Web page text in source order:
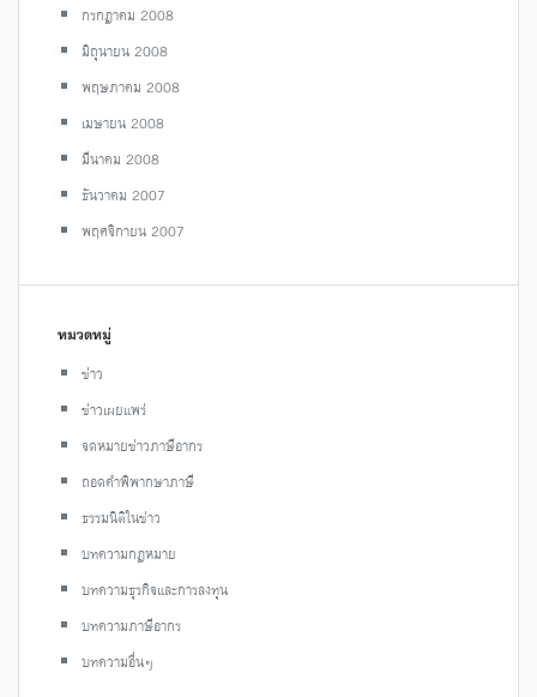
กรกฎาคม 2008
มิถุนายน 2008
พฤษภาคม 2008
เมษายน 2008
มีนาคม 2008
ธันวาคม 2007
พฤศจิกายน 2007
หมวดหมู่
ข่าว
ข่าวเผยแพร่
จดหมายข่าวภาษีอากร
ถอดคำพิพากษาภาษี
ธรรมนิติในข่าว
บทความกฎหมาย
บทความธุรกิจและการลงทุน
บทความภาษีอากร
บทความอื่นๆ